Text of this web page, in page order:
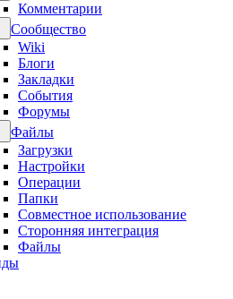
Комментарии
Сообщество
Wiki
Блоги
Закладки
События
Форумы
Файлы
Загрузки
Настройки
Операции
Папки
Совместное использование
Сторонняя интеграция
Файлы